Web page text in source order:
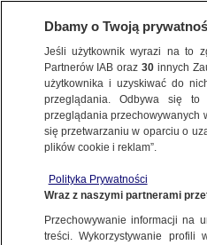
METEO
NAJNOWSZE
Zrobi się
Wydano
PROGNOZA
Dbamy o Twoją
Jeśli użytkownik wyrazi na to
Partnerów IAB oraz30 innych
użytkownika i uzyskiwać do
przeglądania. Odbywa się to
przeglądania przechowywanych
się przetwarzaniu w oparciu o
plików cookie i reklam”.
Polityka Prywatności
Wraz z naszymi partnerami
Przechowywanie informacji na
treści. Wykorzystywanie